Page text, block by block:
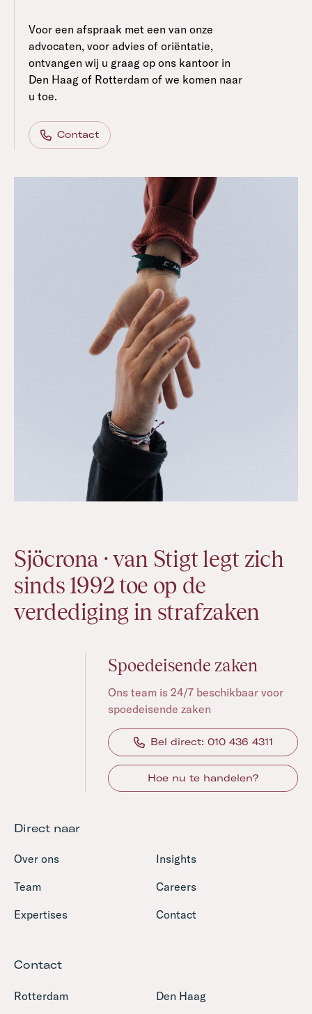
Voor een afspraak met een van onze
advocaten, voor advies of oriëntatie,
ontvangen wij u graag op ons kantoor in
Den Haag of Rotterdam of we komen naar
u toe.
Contact
Sjöcrona · van Stigt legt zich
sinds 1992 toe op de
verdediging in strafzaken
Spoedeisende zaken
Ons team is 24/7 beschikbaar voor
spoedeisende zaken
Bel direct: 010 436 4311
Hoe nu te handelen?
Direct naar
Over ons
Insights
Team
Careers
Expertises
Contact
Contact
Rotterdam Den Haag